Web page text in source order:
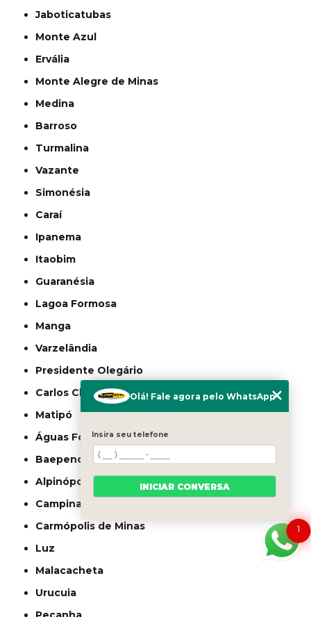
Jaboticatubas
Monte Azul
Ervália
Monte Alegre de Minas
Medina
Barroso
Turmalina
Vazante
Simonésia
Caraí
Ipanema
Itaobim
Guaranésia
Lagoa Formosa
Manga
Varzelândia
Presidente Olegário
Carlos Chagas
Matipó
Águas Formosas
Baependi
Alpinópolis
Campina Verde
Carmópolis de Minas
Luz
Malacacheta
Urucuia
1
Olá! Fale agora pelo WhatsApp
Insira seu telefone
INICIAR CONVERSA